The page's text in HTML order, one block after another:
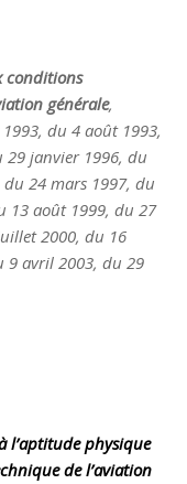
conditions
générale,
du 4 août 1993,
janvier 1996, du
24 mars 1997, du
13 août 1999, du 27
2000, du 16
9 avril 2003, du 29
l’aptitude physique
de l’aviation